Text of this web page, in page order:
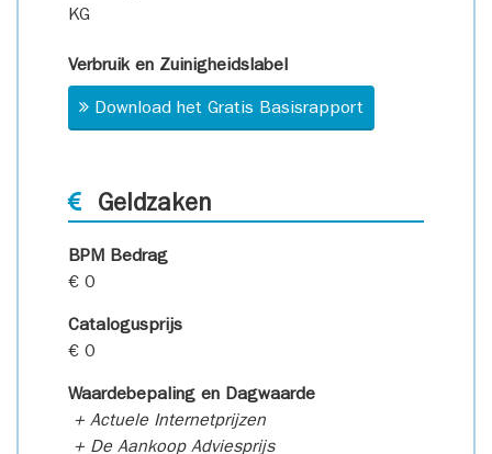
KG
Verbruik en Zuinigheidslabel
Download het Gratis Basisrapport
Geldzaken
BPM Bedrag
€ 0
Catalogusprijs
€ 0
Waardebepaling en Dagwaarde
+ Actuele Internetprijzen
+ De Aankoop Adviesprijs